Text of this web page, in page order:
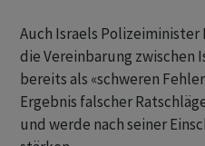
Auch Israels
die Vereinbarung zwischen
bereits als «schweren
Ergebnis falscher
und werde nach seiner